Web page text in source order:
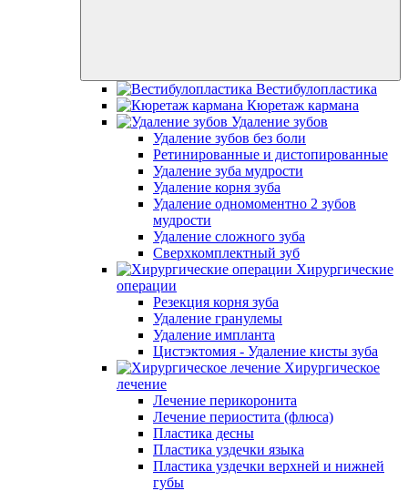
Вестибулопластика
Кюретаж кармана
Удаление зубов
Удаление зубов без боли
Ретинированные и дистопированные
Удаление зуба мудрости
Удаление корня зуба
Удаление одномоментно 2 зубов
мудрости
Удаление сложного зуба
Сверхкомплектный зуб
Хирургические
операции
Резекция корня зуба
Удаление гранулемы
Удаление импланта
Цистэктомия - Удаление кисты зуба
Хирургическое
лечение
Лечение перикоронита
Лечение периостита (флюса)
Пластика десны
Пластика уздечки языка
Пластика уздечки верхней и нижней
губы